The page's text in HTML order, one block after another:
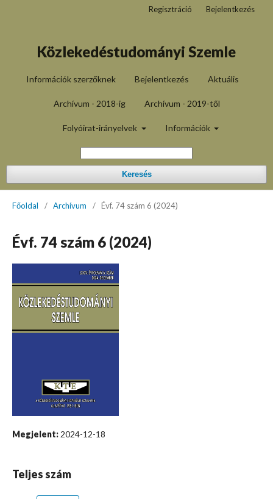
Közlekedéstudományi Szemle
Információk szerzőknek Bejelentkezés Aktuális
Archívum - 2018-ig Archívum - 2019-től
Folyóirat-irányelvek Információk
Keresés
Regisztráció Bejelentkezés
Főoldal / Archívum / Évf. 74 szám 6 (2024)
Évf. 74 szám 6 (2024)
Megjelent: 2024-12-18
Teljes szám